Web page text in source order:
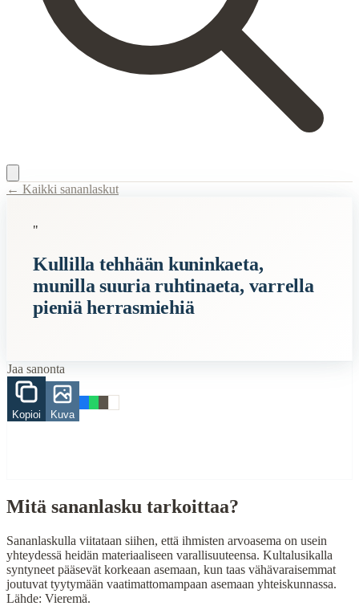
Description:Sananlaskulla viitataan siihen, että ihmisten arvoasema
Related Topics
When to Use This Content
Finding Finnish proverbs about specific topics
Origin:Finland
Period:Traditional folk wisdom
← Kaikki sananlaskut
"
Kullilla tehhään kuninkaeta,
munilla suuria ruhtinaeta, varrella
pieniä herrasmiehiä
Jaa sanonta
Kopioi Kuva
Mitä sananlasku tarkoittaa?
Sananlaskulla viitataan siihen, että ihmisten arvoasema on usein
yhteydessä heidän materiaaliseen varallisuuteensa. Kultalusikalla
syntyneet pääsevät korkeaan asemaan, kun taas vähävaraisemmat
joutuvat tyytymään vaatimattomampaan asemaan yhteiskunnassa.
Lähde: Vieremä.